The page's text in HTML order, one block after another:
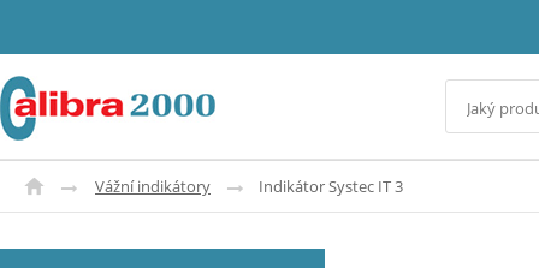
Vážní indikátory Indikátor Systec IT 3